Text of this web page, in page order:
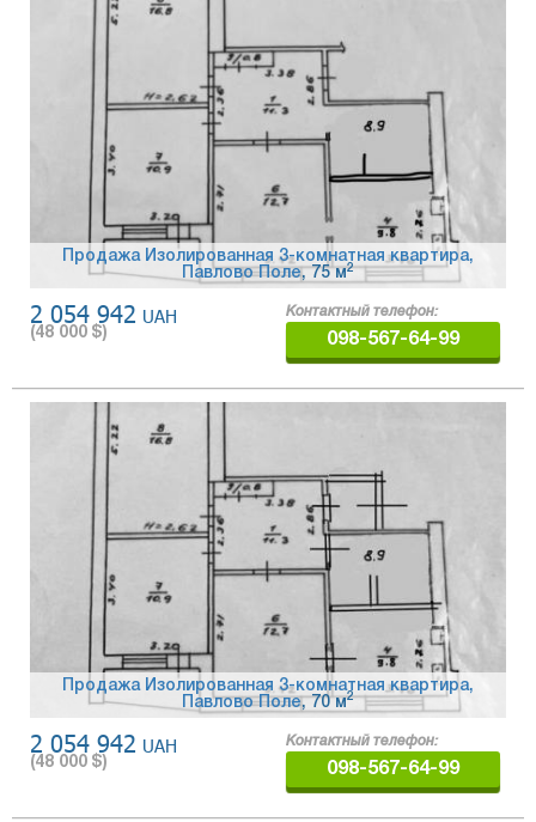
Продажа Изолированная 3-комнатная квартира,
Павлово Поле, 75 м2
2 054 942 UAH
(48 000 $)
Контактный телефон:
098-567-64-99
Продажа Изолированная 3-комнатная квартира,
Павлово Поле, 70 м2
2 054 942 UAH
(48 000 $)
Контактный телефон:
098-567-64-99